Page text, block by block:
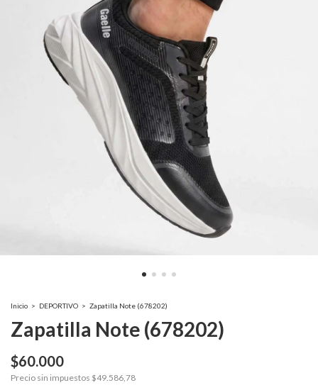
Inicio > DEPORTIVO > Zapatilla Note (678202)
Zapatilla Note (678202)
$60.000
Precio sin impuestos $49.586,78